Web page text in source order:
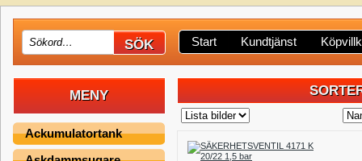
Start Kundtjänst
MENY
Ackumulatortank